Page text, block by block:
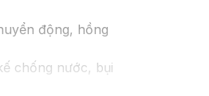
động, hồng
chống nước, bụi